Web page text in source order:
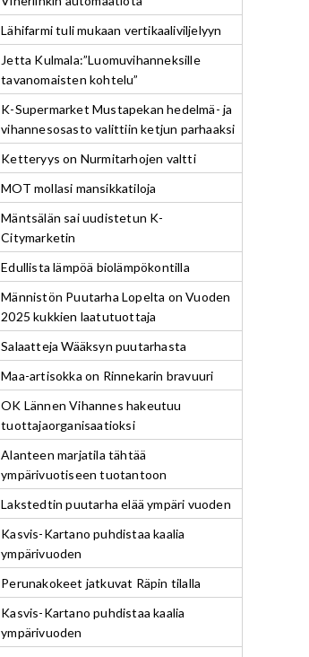
Lähifarmi tuli mukaan vertikaaliviljelyyn
Jetta Kulmala:”Luomuvihanneksille
tavanomaisten kohtelu”
K-Supermarket Mustapekan hedelmä- ja
vihannesosasto valittiin ketjun parhaaksi
Ketteryys on Nurmitarhojen valtti
MOT mollasi mansikkatiloja
Mäntsälän sai uudistetun K-
Citymarketin
Edullista lämpöä biolämpökontilla
Männistön Puutarha Lopelta on Vuoden
2025 kukkien laatutuottaja
Salaatteja Wääksyn puutarhasta
Maa-artisokka on Rinnekarin bravuuri
OK Lännen Vihannes hakeutuu
tuottajaorganisaatioksi
Alanteen marjatila tähtää
ympärivuotiseen tuotantoon
Lakstedtin puutarha elää ympäri vuoden
Kasvis-Kartano puhdistaa kaalia
ympärivuoden
Perunakokeet jatkuvat Räpin tilalla
Kasvis-Kartano puhdistaa kaalia
ympärivuoden